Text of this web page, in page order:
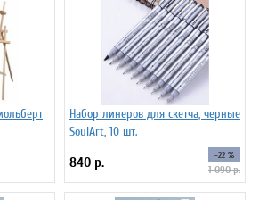
Набор линеров для скетча, черные
SoulArt, 10 шт.
840 р. -22 %
1 090 р.